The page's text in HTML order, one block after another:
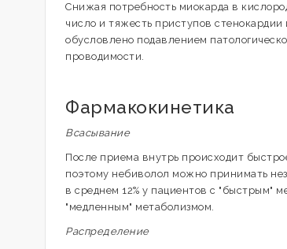
Снижая потребность миокарда в
число и тяжесть приступов
обусловлено подавлением
проводимости.
Фармакокинетика
Всасывание
После приема внутрь происходит
поэтому небиволол можно принимать
в среднем 12% у пациентов с "быстрым"
"медленным" метаболизмом.
Распределение